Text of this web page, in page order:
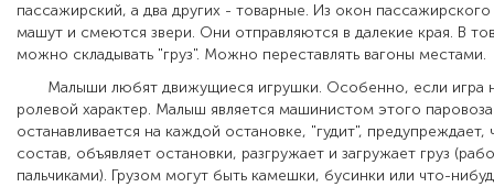
пассажирский, а два других - товарные. Из окон пассажирского
машут и смеются звери. Они отправляются в далекие края. В
можно складывать "груз". Можно переставлять вагоны местами.
Малыши любят движущиеся игрушки. Особенно, если игра
ролевой характер. Малыш является машинистом этого
останавливается на каждой остановке, "гудит",
состав, объявляет остановки, разгружает и загружает груз
пальчиками). Грузом могут быть камешки, бусинки или что-